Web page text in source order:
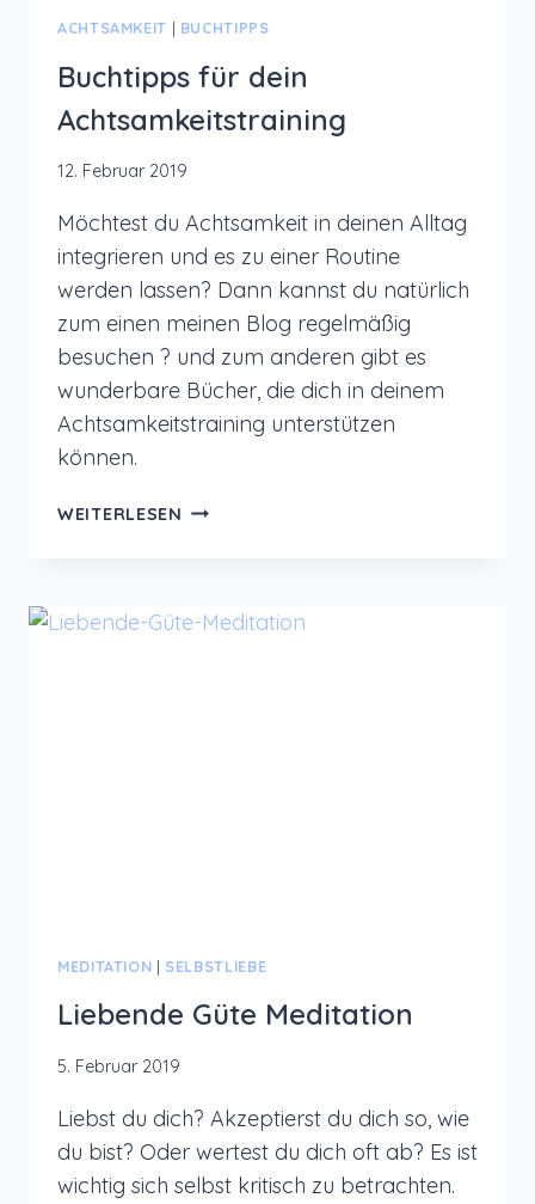
ACHTSAMKEIT | BUCHTIPPS
Buchtipps für dein
Achtsamkeitstraining
12. Februar 2019
Möchtest du Achtsamkeit in deinen Alltag
integrieren und es zu einer Routine
werden lassen? Dann kannst du natürlich
zum einen meinen Blog regelmäßig
besuchen ? und zum anderen gibt es
wunderbare Bücher, die dich in deinem
Achtsamkeitstraining unterstützen
können.
WEITERLESEN BUCHTIPPS
MEDITATION | SELBSTLIEBE
Liebende Güte Meditation
5. Februar 2019
Liebst du dich? Akzeptierst du dich so, wie
du bist? Oder wertest du dich oft ab? Es ist
wichtig sich selbst kritisch zu betrachten.